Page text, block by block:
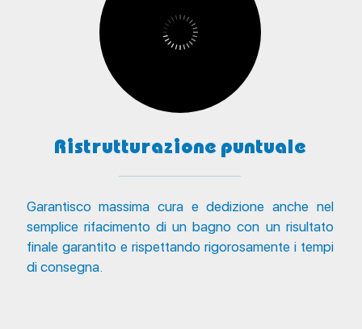
Ristrutturazione puntuale
Garantisco massima cura e dedizione anche nel
semplice rifacimento di un bagno con un risultato
finale garantito e rispettando rigorosamente i tempi
di consegna.